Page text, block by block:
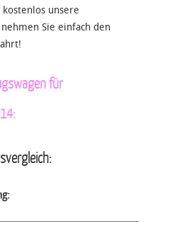
unsere
Sie einfach den
für